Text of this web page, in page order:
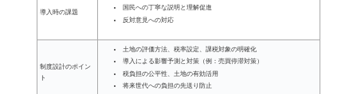
導入時の課題
国民への丁寧な説明と理解促進
反対意見への対応
制度設計のポイン
ト
土地の評価方法、税率設定、課税対象の明確化
導入による影響予測と対策（例：売買停滞対策）
税負担の公平性、土地の有効活用
将来世代への負担の先送り防止